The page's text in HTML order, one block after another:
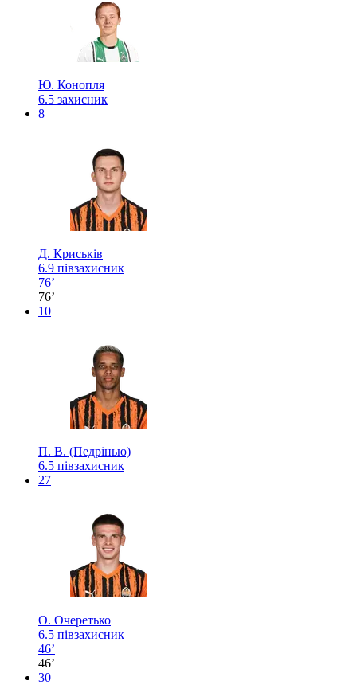
Ю. Конопля
6.5 захисник
8
Д. Криськів
6.9 півзахисник
76’
76’
10
П. В. (Педрінью)
6.5 півзахисник
27
О. Очеретько
6.5 півзахисник
46’
46’
30